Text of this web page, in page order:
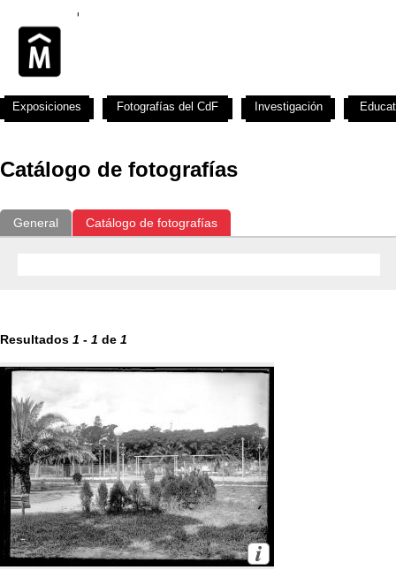
Catálogo de fotografías
General Catálogo de fotografías
Resultados 1 - 1 de 1
Exposiciones Fotografías del CdF Investigación